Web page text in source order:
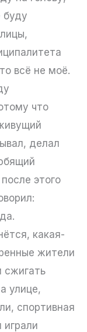
буду
всё не моё.
что
делал
этого
какая-
жители
сжигать
улице,
спортивная